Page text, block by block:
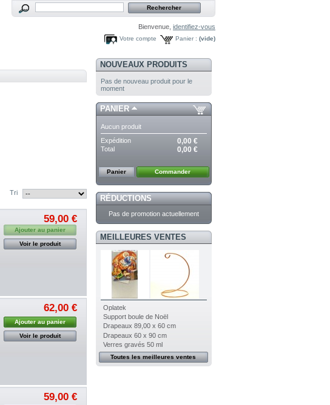
Bienvenue,identifiez-vous
Panier : (vide)
Votre compte
Tri
59,00 €
Ajouter au panier
Voir le produit
62,00 €
Ajouter au panier
Voir le produit
59,00 €
NOUVEAUX PRODUITS
Pas de nouveau produit pour le
moment
PANIER
Aucun produit
Expédition
0,00 €
Total 0,00 €
Panier Commander
RÉDUCTIONS
Pas de promotion actuellement
MEILLEURES VENTES
Oplatek
Support boule de Noël
Drapeaux 89,00 x 60 cm
Drapeaux 60 x 90 cm
Verres gravés 50 ml
Toutes les meilleures ventes